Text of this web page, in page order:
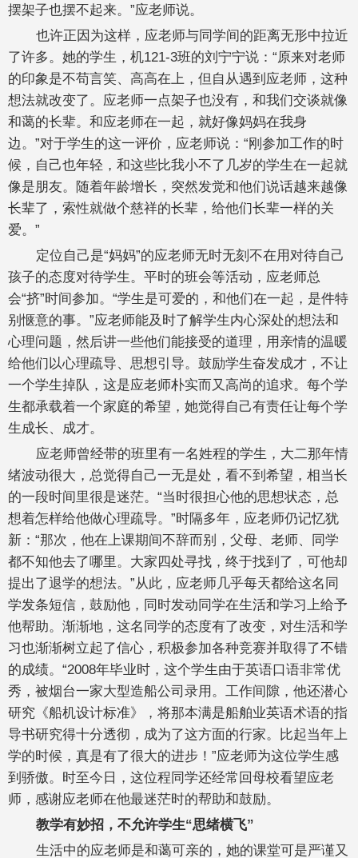
摆架子也摆不起来。”应老师说。
也许正因为这样，应老师与同学间的距离无形中拉近
了许多。她的学生，机121-3班的刘宁宁说：“原来对老师
的印象是不苟言笑、高高在上，但自从遇到应老师，这种
想法就改变了。应老师一点架子也没有，和我们交谈就像
和蔼的长辈。和应老师在一起，就好像妈妈在我身
边。”对于学生的这一评价，应老师说：“刚参加工作的时
候，自己也年轻，和这些比我小不了几岁的学生在一起就
像是朋友。随着年龄增长，突然发觉和他们说话越来越像
长辈了，索性就做个慈祥的长辈，给他们长辈一样的关
爱。”
定位自己是“妈妈”的应老师无时无刻不在用对待自己
孩子的态度对待学生。平时的班会等活动，应老师总
会“挤”时间参加。“学生是可爱的，和他们在一起，是件特
别惬意的事。”应老师能及时了解学生内心深处的想法和
心理问题，然后讲一些他们能接受的道理，用亲情的温暖
给他们以心理疏导、思想引导。鼓励学生奋发成才，不让
一个学生掉队，这是应老师朴实而又高尚的追求。每个学
生都承载着一个家庭的希望，她觉得自己有责任让每个学
生成长、成才。
应老师曾经带的班里有一名姓程的学生，大二那年情
绪波动很大，总觉得自己一无是处，看不到希望，相当长
的一段时间里很是迷茫。“当时很担心他的思想状态，总
想着怎样给他做心理疏导。”时隔多年，应老师仍记忆犹
新：“那次，他在上课期间不辞而别，父母、老师、同学
都不知他去了哪里。大家四处寻找，终于找到了，可他却
提出了退学的想法。”从此，应老师几乎每天都给这名同
学发条短信，鼓励他，同时发动同学在生活和学习上给予
他帮助。渐渐地，这名同学的态度有了改变，对生活和学
习也渐渐树立起了信心，积极参加各种竞赛并取得了不错
的成绩。“2008年毕业时，这个学生由于英语口语非常优
秀，被烟台一家大型造船公司录用。工作间隙，他还潜心
研究《船机设计标准》，将那本满是船舶业英语术语的指
导书研究得十分透彻，成为了这方面的行家。比起当年上
学的时候，真是有了很大的进步！”应老师为这位学生感
到骄傲。时至今日，这位程同学还经常回母校看望应老
师，感谢应老师在他最迷茫时的帮助和鼓励。
教学有妙招，不允许学生“思绪横飞”
生活中的应老师是和蔼可亲的，她的课堂可是严谨又